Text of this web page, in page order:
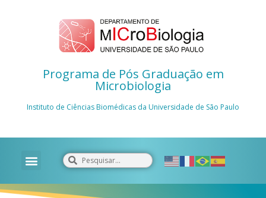
Programa de Pós Graduação em
Microbiologia
Instituto de Ciências Biomédicas da Universidade de São Paulo